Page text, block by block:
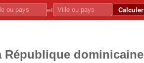
et Calculer
République dominicaine